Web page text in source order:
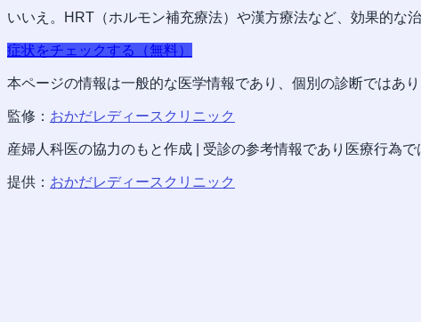
いいえ。HRT（ホルモン補充療法）や漢方療法など、効果的な
症状をチェックする（無料）
本ページの情報は一般的な医学情報であり、個別の診断ではあ
監修： おかだレディースクリニック
産婦人科医の協力のもと作成 | 受診の参考情報であり医療行為で
提供： おかだレディースクリニック